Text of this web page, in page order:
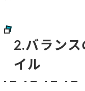
2.バラン
イル